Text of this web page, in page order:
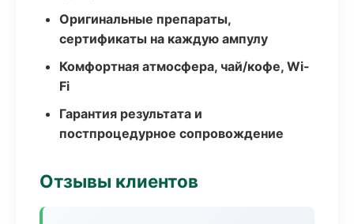
Оригинальные препараты,
сертификаты на каждую ампулу
Комфортная атмосфера, чай/кофе, Wi-
Fi
Гарантия результата и
постпроцедурное сопровождение
Отзывы клиентов